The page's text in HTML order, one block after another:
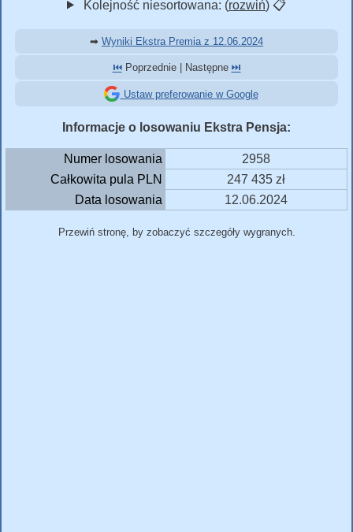
Kolejność niesortowana: (rozwiń) 📋
➡ Wyniki Ekstra Premia z 12.06.2024
⏮️Poprzednie | Następne ⏭️
Ustaw preferowanie w Google
Informacje o losowaniu Ekstra Pensja:
Numer losowania
2958
Całkowita pula PLN
247 435 zł
Data losowania
12.06.2024
Przewiń stronę, by zobaczyć szczegóły wygranych.